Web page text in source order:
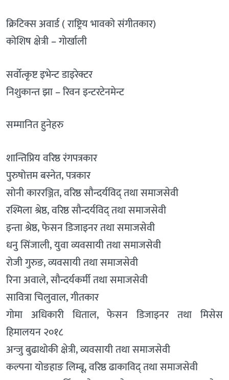
क्रिटिक्स अवार्ड ( राष्ट्रिय भावको संगीतकार)
कोशिष क्षेत्री – गोर्खाली
सर्वोत्कृष्ट इभेन्ट डाइरेक्टर
निशुकान्त झा – रिवन इन्टरटेनमेन्ट
सम्मानित हुनेहरु
शान्तिप्रिय वरिष्ठ रंगपत्रकार
पुरुषोत्तम बस्नेत, पत्रकार
सोनी काररञ्जित, वरिष्ठ सौन्दर्यविद् तथा समाजसेवी
रश्मिला श्रेष्ठ, वरिष्ठ सौन्दर्यविद् तथा समाजसेवी
इन्ता श्रेष्ठ, फेसन डिजाइनर तथा समाजसेवी
धनु सिंजाली, युवा व्यवसायी तथा समाजसेवी
रोजी गुरुङ, व्यवसायी तथा समाजसेवी
रिना अवाले, सौन्दर्यकर्मी तथा समाजसेवी
सावित्रा चिलुवाल, गीतकार
गोमा अधिकारी धिताल, फेसन डिजाइनर तथा मिसेस
हिमालयन २०१८
अन्जु बुढाथोकी क्षेत्री, व्यवसायी तथा समाजसेवी
कल्पना योङहाङ लिम्बू, वरिष्ठ ढाकाविद् तथा समाजसेवी